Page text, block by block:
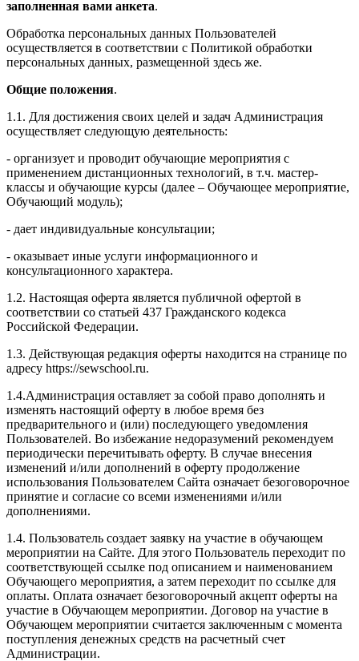
заполненная вами анкета.
Обработка персональных данных Пользователей
осуществляется в соответствии с Политикой обработки
персональных данных, размещенной здесь же.
Общие положения.
1.1. Для достижения своих целей и задач Администрация
осуществляет следующую деятельность:
- организует и проводит обучающие мероприятия с
применением дистанционных технологий, в т.ч. мастер-
классы и обучающие курсы (далее – Обучающее мероприятие,
Обучающий модуль);
- дает индивидуальные консультации;
- оказывает иные услуги информационного и
консультационного характера.
1.2. Настоящая оферта является публичной офертой в
соответствии со статьей 437 Гражданского кодекса
Российской Федерации.
1.3. Действующая редакция оферты находится на странице по
адресу https://sewschool.ru.
1.4.Администрация оставляет за собой право дополнять и
изменять настоящий оферту в любое время без
предварительного и (или) последующего уведомления
Пользователей. Во избежание недоразумений рекомендуем
периодически перечитывать оферту. В случае внесения
изменений и/или дополнений в оферту продолжение
использования Пользователем Сайта означает безоговорочное
принятие и согласие со всеми изменениями и/или
дополнениями.
1.4. Пользователь создает заявку на участие в обучающем
мероприятии на Сайте. Для этого Пользователь переходит по
соответствующей ссылке под описанием и наименованием
Обучающего мероприятия, а затем переходит по ссылке для
оплаты. Оплата означает безоговорочный акцепт оферты на
участие в Обучающем мероприятии. Договор на участие в
Обучающем мероприятии считается заключенным с момента
поступления денежных средств на расчетный счет
Администрации.